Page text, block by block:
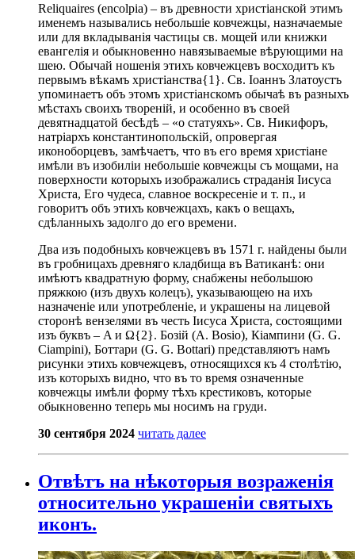
Reliquaires (encolpia) – въ древности христіанской этимъ
именемъ назывались небольшіе ковчежцы, назначаемые
или для вкладыванія частицы св. мощей или книжки
евангелія и обыкновенно навязываемые вѣрующими на
шею. Обычай ношенія этихъ ковчежцевъ восходитъ къ
первымъ вѣкамъ христіанства{1}. Св. Іоаннъ Златоустъ
упоминаетъ объ этомъ христіанскомъ обычаѣ въ разныхъ
мѣстахъ своихъ твореній, и особенно въ своей
девятнадцатой бесѣдѣ – «о статуяхъ». Св. Никифоръ,
натріархъ константинопольскій, опровергая
иконоборцевъ, замѣчаетъ, что въ его время христіане
имѣли въ изобиліи небольшіе ковчежцы съ мощами, на
поверхности которыхъ изображались страданія Іисуса
Христа, Его чудеса, славное воскресеніе и т. п., и
говоритъ объ этихъ ковчежцахъ, какъ о вещахъ,
сдѣланныхъ задолго до его времени.
Два изъ подобныхъ ковчежцевъ въ 1571 г. найдены были
въ гробницахъ древняго кладбища въ Ватиканѣ: они
имѣютъ квадратную форму, снабжены небольшою
пряжкою (изъ двухъ колецъ), указывающею на ихъ
назначеніе или употребленіе, и украшены на лицевой
сторонѣ вензелями въ честь Iисуса Христа, состоящими
изъ буквъ – Α и Ω{2}. Бозій (A. Bosio), Кіампини (G. G.
Ciampini), Боттари (G. G. Bottari) представляютъ намъ
рисунки этихъ ковчежцевъ, относящихся къ 4 столѣтію,
изъ которыхъ видно, что въ то время означенные
ковчежцы имѣли форму тѣхъ крестиковъ, которые
обыкновенно теперь мы носимъ на груди.
30 сентября 2024 читать далее
Отвѣтъ на нѣкоторыя возраженія
относительно украшеніи святыхъ
иконъ.